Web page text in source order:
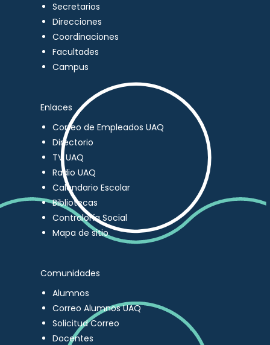
Secretarios
Direcciones
Coordinaciones
Facultades
Campus
Enlaces
Correo de Empleados UAQ
Directorio
TV UAQ
Radio UAQ
Calendario Escolar
Bibliotecas
Contraloría Social
Mapa de sitio
Comunidades
Alumnos
Correo Alumnos UAQ
Solicitud Correo
Docentes